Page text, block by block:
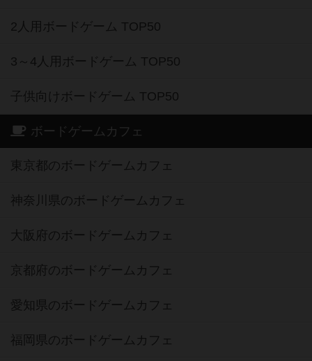
2人用ボードゲーム TOP50
3～4人用ボードゲーム TOP50
子供向けボードゲーム TOP50
ボードゲームカフェ
東京都のボードゲームカフェ
神奈川県のボードゲームカフェ
大阪府のボードゲームカフェ
京都府のボードゲームカフェ
愛知県のボードゲームカフェ
福岡県のボードゲームカフェ